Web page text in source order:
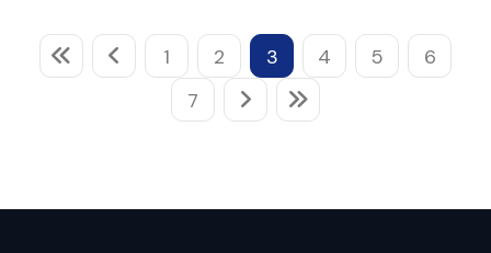
1 2 3 4 5
6
7